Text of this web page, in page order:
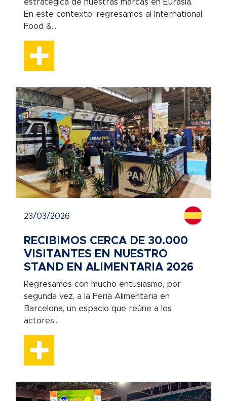
estratégica de nuestras marcas en Eurasia.
En este contexto, regresamos al International
Food &...
23/03/2026
RECIBIMOS CERCA DE 30.000
VISITANTES EN NUESTRO
STAND EN ALIMENTARIA 2026
Regresamos con mucho entusiasmo, por
segunda vez, a la Feria Alimentaria en
Barcelona, un espacio que reúne a los
actores...